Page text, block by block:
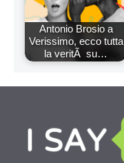
Antonio Brosio a
Verissimo, ecco tutta
la veritÃ su…